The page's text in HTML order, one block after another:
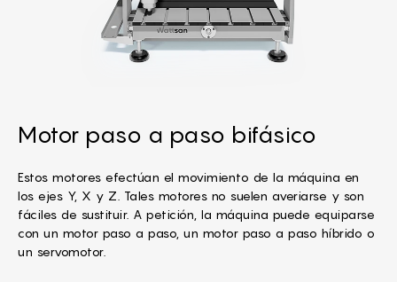
Motor paso a paso bifásico
Estos motores efectúan el movimiento de la máquina en
los ejes Y, X y Z. Tales motores no suelen averiarse y son
fáciles de sustituir. A petición, la máquina puede equiparse
con un motor paso a paso, un motor paso a paso híbrido o
un servomotor.